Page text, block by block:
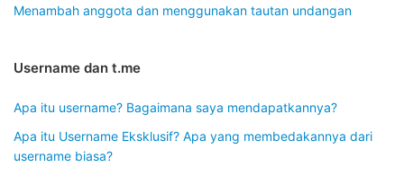
Menambah anggota dan menggunakan tautan undangan
Username dan t.me
Apa itu username? Bagaimana saya mendapatkannya?
Apa itu Username Eksklusif? Apa yang membedakannya dari
username biasa?